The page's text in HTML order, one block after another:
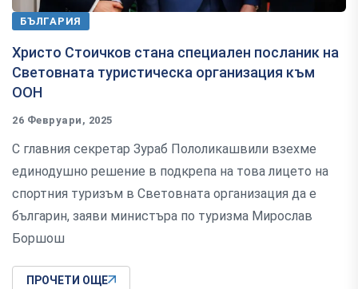
БЪЛГАРИЯ
Христо Стоичков стана специален посланик на
Световната туристическа организация към
ООН
26 Февруари, 2025
С главния секретар Зураб Пололикашвили взехме
единодушно решение в подкрепа на това лицето на
спортния туризъм в Световната организация да е
българин, заяви министъра по туризма Мирослав
Боршош
ПРОЧЕТИ ОЩЕ